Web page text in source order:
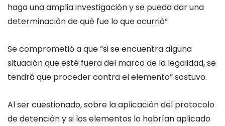
haga una amplia investigación y se pueda dar una
determinación de qué fue lo que ocurrió”
Se comprometió a que “si se encuentra alguna
situación que esté fuera del marco de la legalidad, se
tendrá que proceder contra el elemento” sostuvo.
Al ser cuestionado, sobre la aplicación del protocolo
de detención y si los elementos lo habrían aplicado